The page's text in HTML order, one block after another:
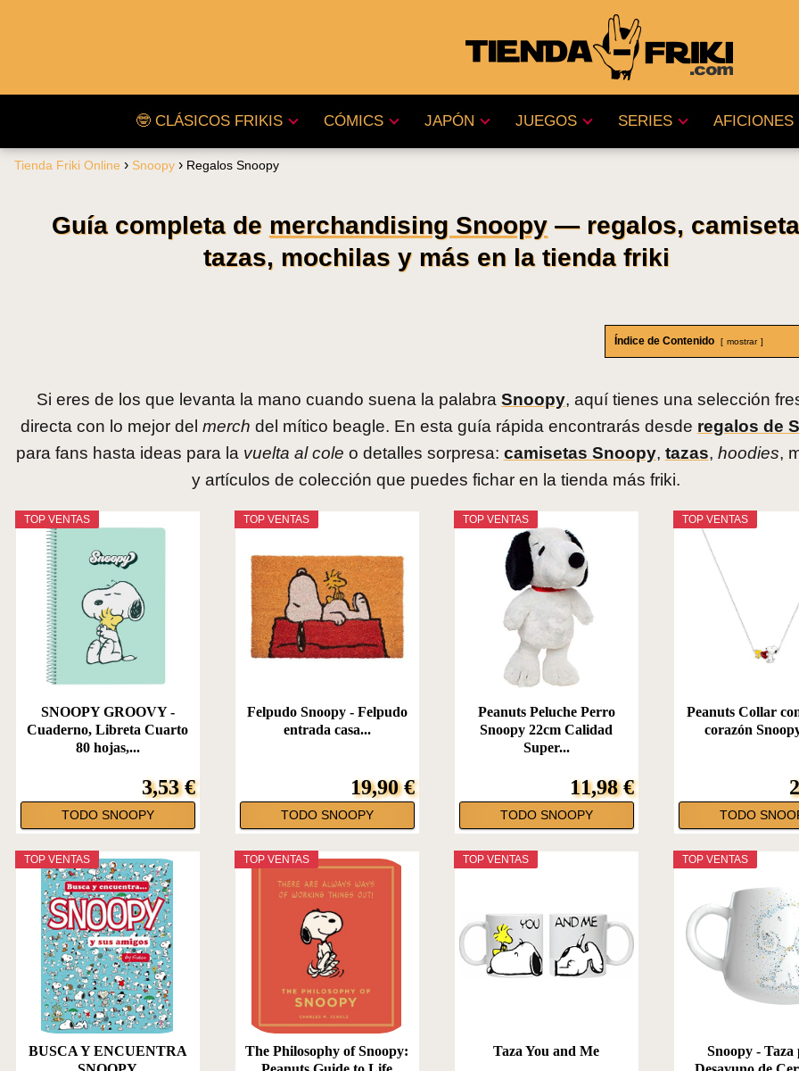
🤓 CLÁSICOS FRIKIS CÓMICS JAPÓN JUEGOS SERIES AFICIONES
Tienda Friki Online Snoopy Regalos Snoopy
Guía completa de merchandising Snoopy— regalos,
tazas, mochilas y más en la tienda friki
Índice de Contenido mostrar
Si eres de los que levanta la mano cuando suena la palabraSnoopy, aquí tienes una selección
directa con lo mejor del merch del mítico beagle. En esta guía rápida encontrarás desde regalos de
para fans hasta ideas para la vuelta al cole o detalles sorpresa: camisetas Snoopy, tazas, hoodies,
y artículos de colección que puedes fichar en la tienda más friki.
TOP VENTAS
SNOOPY GROOVY -
Cuaderno, Libreta Cuarto
80 hojas,...
3,53 €
TODO SNOOPY
TOP VENTAS
Felpudo Snoopy - Felpudo
entrada casa...
19,90 €
TODO SNOOPY
TOP VENTAS
Peanuts Peluche Perro
Snoopy 22cm Calidad
Super...
11,98 €
TODO SNOOPY
TOP VENTAS
Peanuts Collar
corazón
TODO
TOP VENTAS
BUSCA Y ENCUENTRA
TOP VENTAS
The Philosophy of Snoopy:
TOP VENTAS
Taza You and Me
TOP VENTAS
Snoopy - Taza